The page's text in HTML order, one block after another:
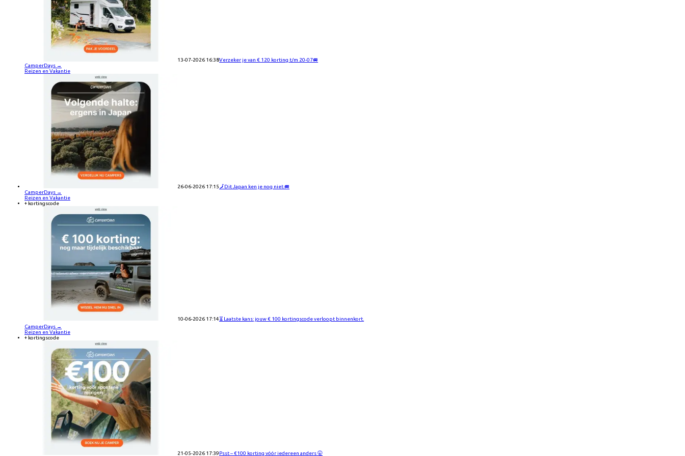
13-07-2026 16:38Verzeker je van € 120 korting t/m 20-07🚐
CamperDays →
Reizen en Vakantie
26-06-2026 17:15🗾Dit Japan ken je nog niet.🚐
CamperDays →
Reizen en Vakantie
+ kortingscode
10-06-2026 17:14⏳ Laatste kans: jouw € 100 kortingscode verloopt binnenkort.
CamperDays →
Reizen en Vakantie
+ kortingscode
21-05-2026 17:39Psst – €100 korting vóór iedereen anders 🤫